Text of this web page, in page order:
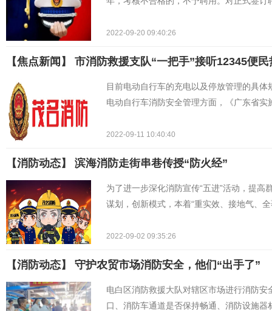
2022-09-20 09:40:26
【焦点新闻】 市消防救援支队“一把手”接听12345便民
目前电动自行车的充电以及停放管理的具
电动自行车消防安全管理方面，《广东省
2022-09-11 10:40:40
【消防动态】 ​滨海消防走街串巷传授“防火经”
为了进一步深化消防宣传“五进”活动，提
谋划，创新模式，本着“重实效、接地气、
2022-09-02 09:35:26
【消防动态】 守护农贸市场消防安全，他们“出手了”
电白区消防救援大队对辖区市场进行消防
口、消防车通道是否保持畅通、消防设施